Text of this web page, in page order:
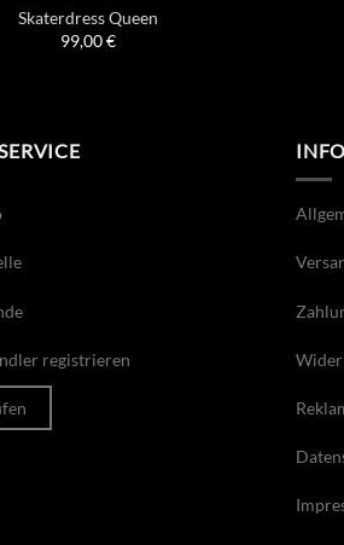
Skaterdress Queen
99,00€
registrieren